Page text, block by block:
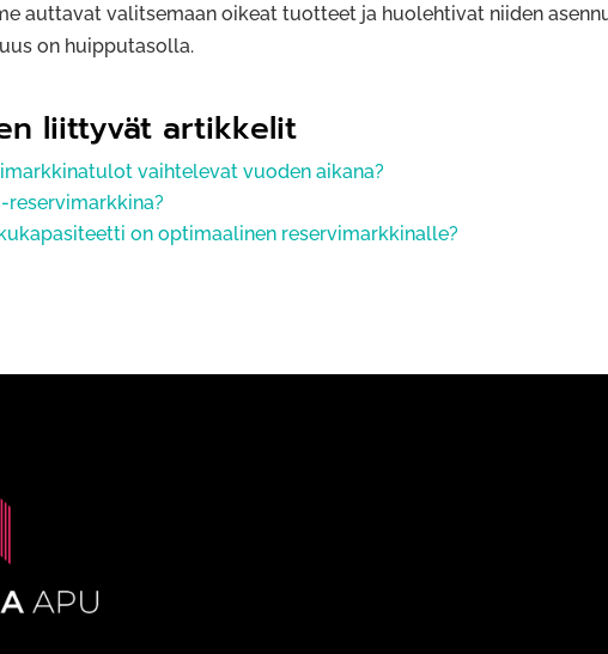
auttavat valitsemaan oikeat tuotteet ja huolehtivat niiden
on huipputasolla.
liittyvät artikkelit
vaihtelevat vuoden aikana?
reservimarkkina?
on optimaalinen reservimarkkinalle?